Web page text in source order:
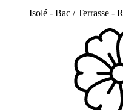
Isolé - Bac / Terrasse -